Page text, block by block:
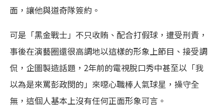
面，讓他與道奇隊簽約。
可是「黑金戰士」不只收賄、配合打假球，遭受刑責，
事後在演藝圈還很高調地以這樣的形象上節目、接受調
侃，企圖製造話題，2年前的電視脫口秀中甚至以「我
以為是來罵彭政閔的」來噁心職棒人氣球星，操守全
無，這個人基本上沒有任何正面形象可言。